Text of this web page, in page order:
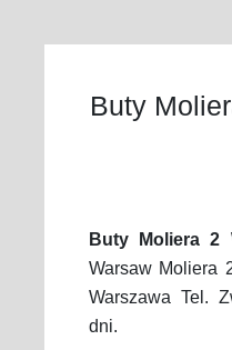
Buty
Buty Moliera 2
Warsaw Moliera
Warszawa Tel.
dni.